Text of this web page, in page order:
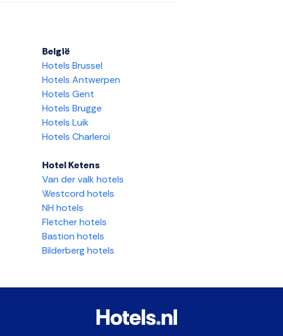
België
Hotels Brussel
Hotels Antwerpen
Hotels Gent
Hotels Brugge
Hotels Luik
Hotels Charleroi
Hotel Ketens
Van der valk hotels
Westcord hotels
NH hotels
Fletcher hotels
Bastion hotels
Bilderberg hotels